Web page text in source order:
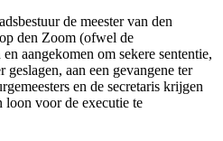
de meester van den
den Zoom (ofwel de
aangekomen om sekere sententie,
aan een gevangene ter
en de secretaris krijgen
loon voor de executie te